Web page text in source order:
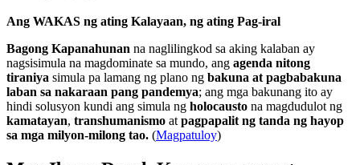
Ang WAKAS ng ating Kalayaan, ng ating Pag-iral
Bagong Kapanahunan na naglilingkod sa aking kalaban ay
nagsisimula na magdominate sa mundo, ang agenda nitong
tiraniya simula pa lamang ng plano ng bakuna at pagbabakuna
laban sa nakaraan pang pandemya; ang mga bakunang ito ay
hindi solusyon kundi ang simula ng holocausto na magdudulot ng
kamatayan, transhumanismo at pagpapalit ng tanda ng hayop
sa mga milyon-milong tao. (Magpatuloy)